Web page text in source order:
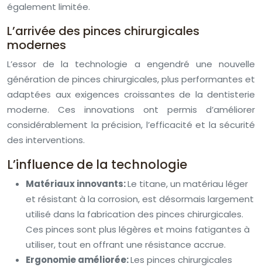
également limitée.
L’arrivée des pinces chirurgicales
modernes
L’essor de la technologie a engendré une nouvelle
génération de pinces chirurgicales, plus performantes et
adaptées aux exigences croissantes de la dentisterie
moderne. Ces innovations ont permis d’améliorer
considérablement la précision, l’efficacité et la sécurité
des interventions.
L’influence de la technologie
Matériaux innovants:Le titane, un matériau léger
et résistant à la corrosion, est désormais largement
utilisé dans la fabrication des pinces chirurgicales.
Ces pinces sont plus légères et moins fatigantes à
utiliser, tout en offrant une résistance accrue.
Ergonomie améliorée:Les pinces chirurgicales